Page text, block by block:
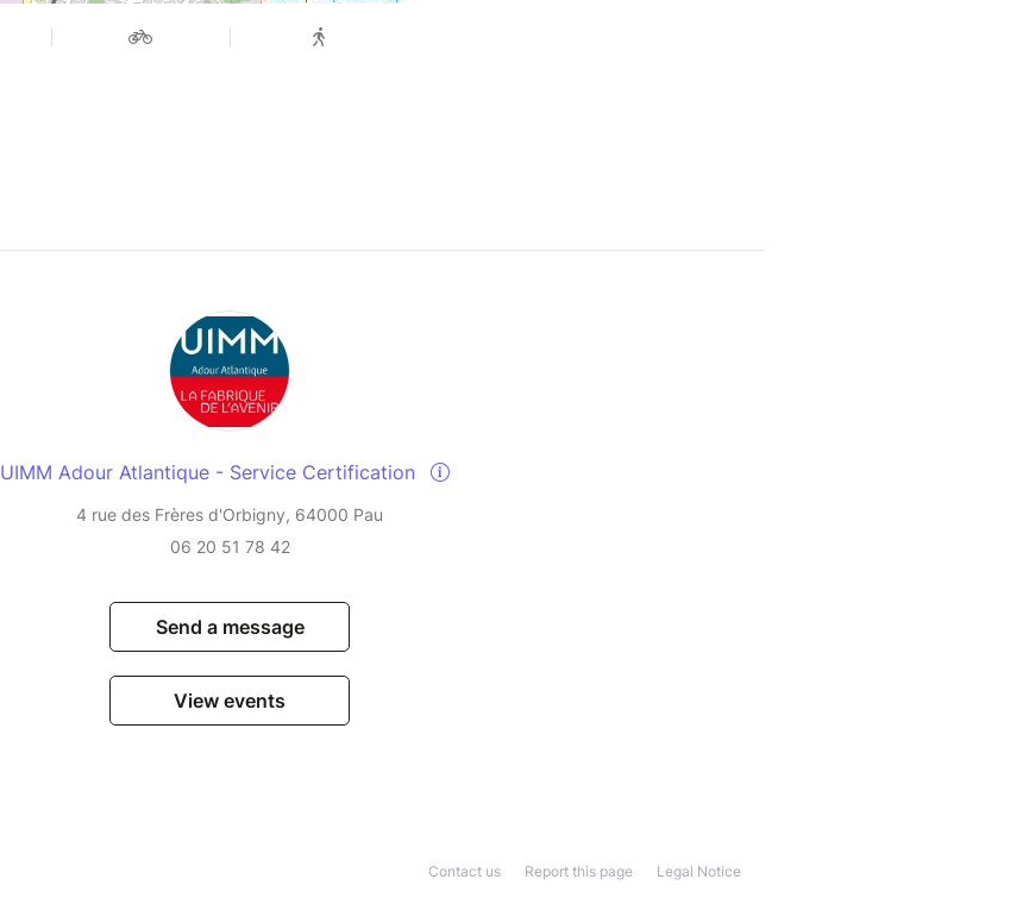
UIMM Adour Atlantique - Service Certification
4 rue des Frères d'Orbigny, 64000 Pau
06 20 51 78 42
Send a message
View events
Legal Notice
Report this page
Contact us